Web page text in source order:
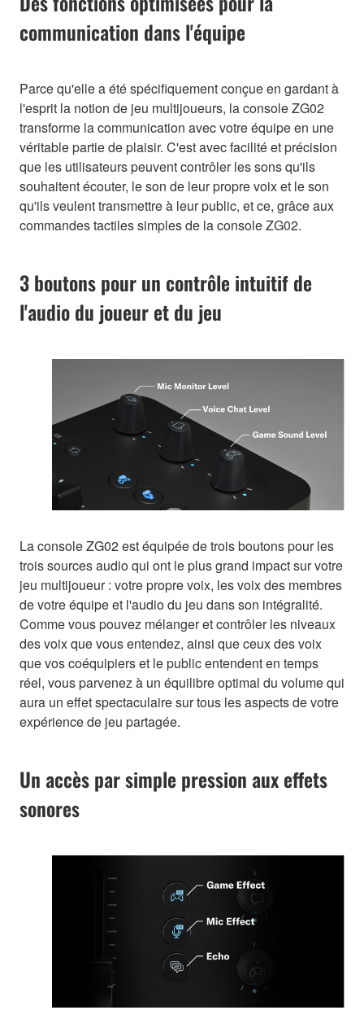
communication dans l'équipe
Parce qu'elle a été spécifiquement conçue en gardant à
l'esprit la notion de jeu multijoueurs, la console ZG02
transforme la communication avec votre équipe en une
véritable partie de plaisir. C'est avec facilité et précision
que les utilisateurs peuvent contrôler les sons qu'ils
souhaitent écouter, le son de leur propre voix et le son
qu'ils veulent transmettre à leur public, et ce, grâce aux
commandes tactiles simples de la console ZG02.
3 boutons pour un contrôle intuitif de
l'audio du joueur et du jeu
La console ZG02 est équipée de trois boutons pour les
trois sources audio qui ont le plus grand impact sur votre
jeu multijoueur : votre propre voix, les voix des membres
de votre équipe et l'audio du jeu dans son intégralité.
Comme vous pouvez mélanger et contrôler les niveaux
des voix que vous entendez, ainsi que ceux des voix
que vos coéquipiers et le public entendent en temps
réel, vous parvenez à un équilibre optimal du volume qui
aura un effet spectaculaire sur tous les aspects de votre
expérience de jeu partagée.
Un accès par simple pression aux effets
sonores